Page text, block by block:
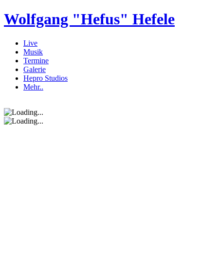
Wolfgang "Hefus" Hefele
Live
Musik
Termine
Galerie
Hepro Studios
Mehr..